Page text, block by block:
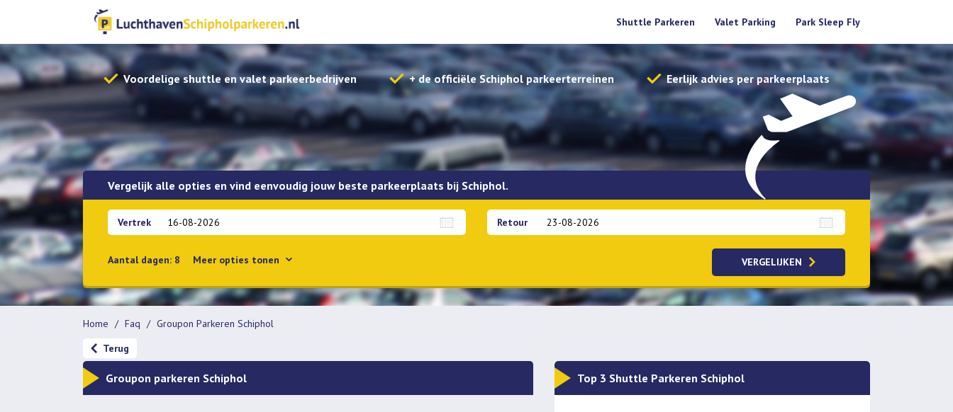
Shuttle Parkeren Valet Parking Park Sleep Fly
Voordelige shuttle en valet parkeerbedrijven + de officiële Schiphol parkeerterreinen Eerlijk advies per parkeerplaats
Vergelijk alle opties en vind eenvoudig jouw beste parkeerplaats bij Schiphol.
Vertrek Retour
Aantal dagen: 8 Meer opties tonen VERGELIJKEN
Home Faq
Groupon Parkeren Schiphol
Terug
Groupon parkeren Schiphol Top 3 Shuttle Parkeren Schiphol